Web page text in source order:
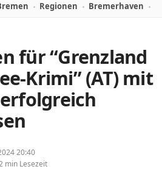
Regionen Bremerhaven
für “Grenzland
Krimi” (AT) mit
20:40
min Lesezeit